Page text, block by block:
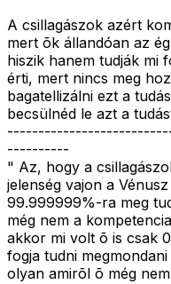
A csillagászok azért
mert õk állandóan az
hiszik hanem tudják mi
érti, mert nincs meg
bagatellizálni ezt a
becsülnéd le azt a
----------
" Az, hogy a
jelenség vajon a
99.999999%-ra meg
még nem a
akkor mi volt õ is csak
fogja tudni
olyan amirõl õ még